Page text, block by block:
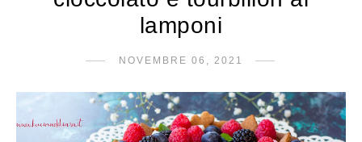
lamponi
NOVEMBRE 06, 2021